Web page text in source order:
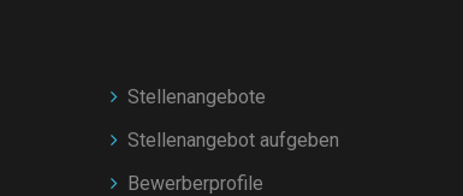
Stellenangebote
Stellenangebot aufgeben
Bewerberprofile